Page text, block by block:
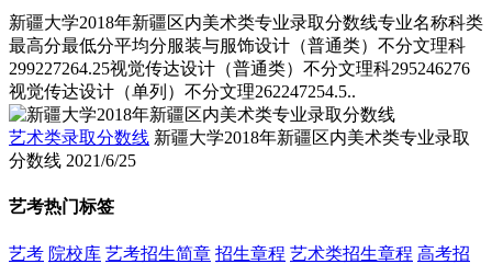
新疆大学2018年新疆区内美术类专业录取分数线专业名称科类
最高分最低分平均分服装与服饰设计（普通类）不分文理科
299227264.25视觉传达设计（普通类）不分文理科295246276
视觉传达设计（单列）不分文理262247254.5..
艺术类录取分数线 新疆大学2018年新疆区内美术类专业录取
分数线 2021/6/25
艺考热门标签
艺考 院校库 艺考招生简章 招生章程 艺术类招生章程 高考招